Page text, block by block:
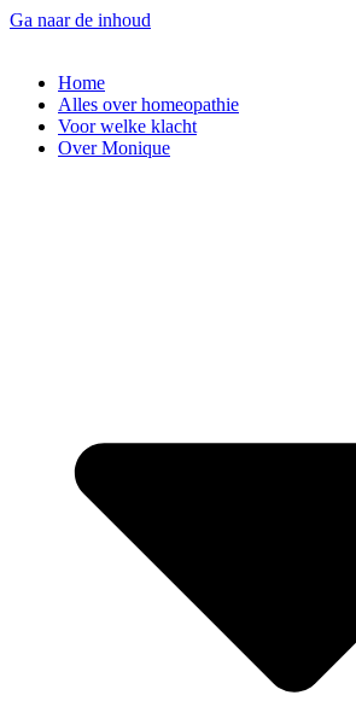
Ga naar de inhoud
Home
Alles over homeopathie
Voor welke klacht
Over Monique